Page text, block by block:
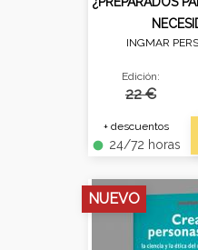
INGMAR
Edición:
22 €
+ descuentos
fiber_manual_record 24/72 horas
NUEVO